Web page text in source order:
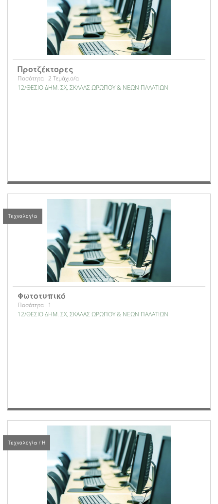
Προτζέκτορες
Ποσότητα : 2 Τεμάχιο/α
12/ΘΕΣΙΟ ΔΗΜ. ΣΧ, ΣΚΑΛΑΣ ΩΡΩΠΟΥ & ΝΕΩΝ ΠΑΛΑΤΙΩΝ
Τεχνολογία
Φωτοτυπικό
Ποσότητα : 1
12/ΘΕΣΙΟ ΔΗΜ. ΣΧ, ΣΚΑΛΑΣ ΩΡΩΠΟΥ & ΝΕΩΝ ΠΑΛΑΤΙΩΝ
Τεχνολογία / Η